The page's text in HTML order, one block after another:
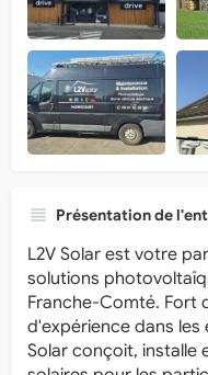
Présentation de
L2V Solar est votre
solutions
Franche-Comté. Fort
d'expérience dans les
Solar conçoit, installe